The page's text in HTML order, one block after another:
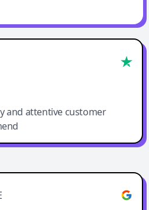
and attentive customer